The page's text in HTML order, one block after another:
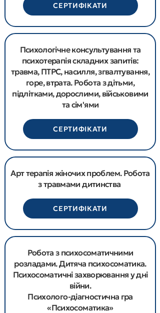
СЕРТИФІКАТИ
Психологічне консультування та
психотерапія складних запитів:
травма, ПТРС, насилля, згвалтування,
горе, втрата. Робота з дітьми,
підлітками, дорослими, військовими
та сім'ями
СЕРТИФІКАТИ
Арт терапія жіночих проблем. Робота
з травмами дитинства
СЕРТИФІКАТИ
Робота з психосоматичними
розладами. Дитяча психосоматика.
Психосоматичні захворювання у дні
війни.
Психолого-діагностична гра
«Психосоматика»